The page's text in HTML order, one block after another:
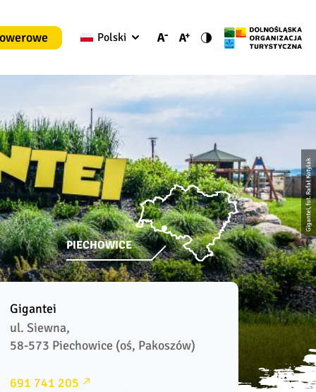
Polski
Gigantei, fot. Rafał Kotylak
PIECHOWICE
Gigantei
ul. Siewna,
58-573 Piechowice (oś, Pakoszów)
691 741 205